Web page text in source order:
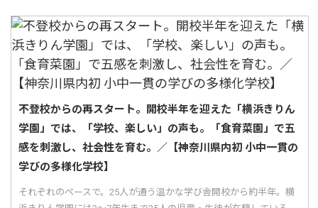
不登校からの再スタート。開校半年を迎えた「横浜きりん
学園」では、「学校、楽しい」の声も。「食育菜園」で五
感を刺激し、社会性を育む。／【神奈川県内初 小中一貫の
学びの多様化学校】
それぞれのペースで。25人が通う温かな学び舎開校から約半年。横